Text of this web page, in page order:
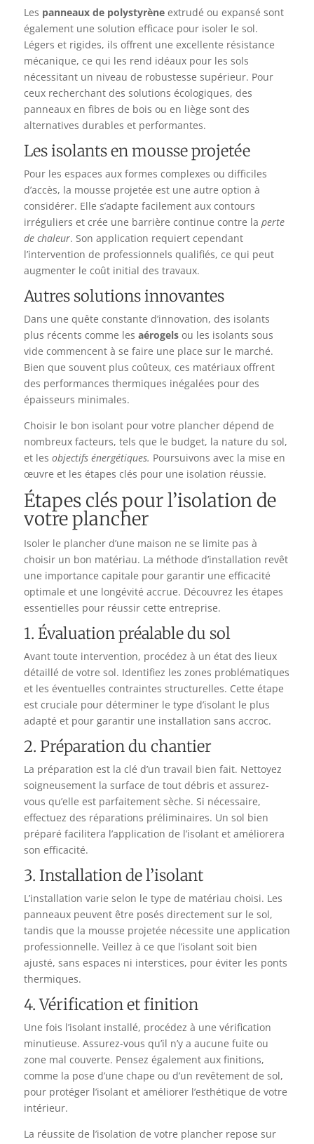
Les panneaux de polystyrèneextrudé ou expansé sont
également une solution efficace pour isoler le sol.
Légers et rigides, ils offrent une excellente résistance
mécanique, ce qui les rend idéaux pour les sols
nécessitant un niveau de robustesse supérieur. Pour
ceux recherchant des solutions écologiques, des
panneaux en fibres de bois ou en liège sont des
alternatives durables et performantes.
Les isolants en mousse projetée
Pour les espaces aux formes complexes ou difficiles
d’accès, la mousse projetée est une autre option à
considérer. Elle s’adapte facilement aux contours
irréguliers et crée une barrière continue contre la perte
de chaleur. Son application requiert cependant
l’intervention de professionnels qualifiés, ce qui peut
augmenter le coût initial des travaux.
Autres solutions innovantes
Dans une quête constante d’innovation, des isolants
plus récents comme les aérogelsou les isolants sous
vide commencent à se faire une place sur le marché.
Bien que souvent plus coûteux, ces matériaux offrent
des performances thermiques inégalées pour des
épaisseurs minimales.
Choisir le bon isolant pour votre plancher dépend de
nombreux facteurs, tels que le budget, la nature du sol,
et les objectifs énergétiques. Poursuivons avec la mise en
œuvre et les étapes clés pour une isolation réussie.
Étapes clés pour l’isolation de
votre plancher
Isoler le plancher d’une maison ne se limite pas à
choisir un bon matériau. La méthode d’installation revêt
une importance capitale pour garantir une efficacité
optimale et une longévité accrue. Découvrez les étapes
essentielles pour réussir cette entreprise.
1. Évaluation préalable du sol
Avant toute intervention, procédez à un état des lieux
détaillé de votre sol. Identifiez les zones problématiques
et les éventuelles contraintes structurelles. Cette étape
est cruciale pour déterminer le type d’isolant le plus
adapté et pour garantir une installation sans accroc.
2. Préparation du chantier
La préparation est la clé d’un travail bien fait. Nettoyez
soigneusement la surface de tout débris et assurez-
vous qu’elle est parfaitement sèche. Si nécessaire,
effectuez des réparations préliminaires. Un sol bien
préparé facilitera l’application de l’isolant et améliorera
son efficacité.
3. Installation de l’isolant
L’installation varie selon le type de matériau choisi. Les
panneaux peuvent être posés directement sur le sol,
tandis que la mousse projetée nécessite une application
professionnelle. Veillez à ce que l’isolant soit bien
ajusté, sans espaces ni interstices, pour éviter les ponts
thermiques.
4. Vérification et finition
Une fois l’isolant installé, procédez à une vérification
minutieuse. Assurez-vous qu’il n’y a aucune fuite ou
zone mal couverte. Pensez également aux finitions,
comme la pose d’une chape ou d’un revêtement de sol,
pour protéger l’isolant et améliorer l’esthétique de votre
intérieur.
La réussite de l’isolation de votre plancher repose sur